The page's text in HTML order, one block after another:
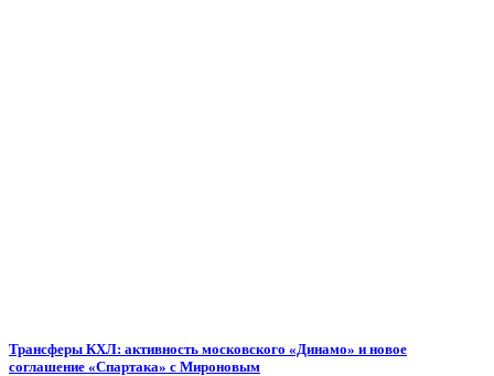
Трансферы КХЛ: активность московского «Динамо» и новое
соглашение «Спартака» с Мироновым